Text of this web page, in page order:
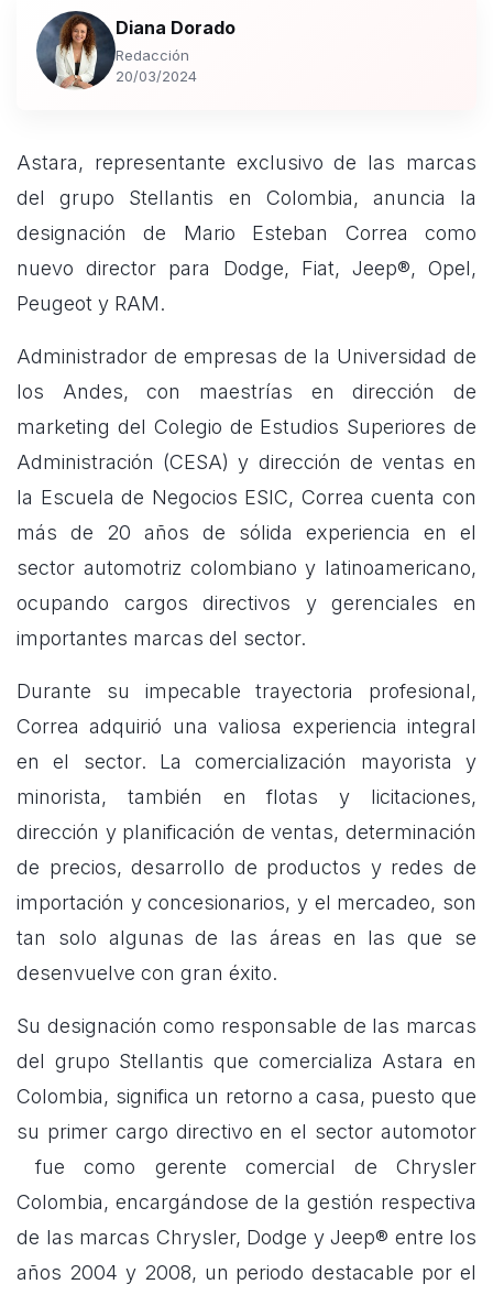
Diana Dorado
Redacción
20/03/2024
Astara, representante exclusivo de las marcas
del grupo Stellantis en Colombia, anuncia la
designación de Mario Esteban Correa como
nuevo director para Dodge, Fiat, Jeep®, Opel,
Peugeot y RAM.
Administrador de empresas de la Universidad de
los Andes, con maestrías en dirección de
marketing del Colegio de Estudios Superiores de
Administración (CESA) y dirección de ventas en
la Escuela de Negocios ESIC, Correa cuenta con
más de 20 años de sólida experiencia en el
sector automotriz colombiano y latinoamericano,
ocupando cargos directivos y gerenciales en
importantes marcas del sector.
Durante su impecable trayectoria profesional,
Correa adquirió una valiosa experiencia integral
en el sector. La comercialización mayorista y
minorista, también en flotas y licitaciones,
dirección y planificación de ventas, determinación
de precios, desarrollo de productos y redes de
importación y concesionarios, y el mercadeo, son
tan solo algunas de las áreas en las que se
desenvuelve con gran éxito.
Su designación como responsable de las marcas
del grupo Stellantis que comercializa Astara en
Colombia, significa un retorno a casa, puesto que
su primer cargo directivo en el sector automotor
fue como gerente comercial de Chrysler
Colombia, encargándose de la gestión respectiva
de las marcas Chrysler, Dodge y Jeep® entre los
años 2004 y 2008, un periodo destacable por el